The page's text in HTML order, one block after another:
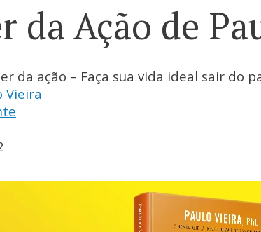
da Ação de
da ação – Faça sua vida ideal sair do
Vieira